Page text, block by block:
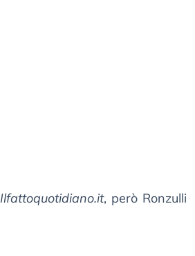
Ilfattoquotidiano.it, però Ronzulli